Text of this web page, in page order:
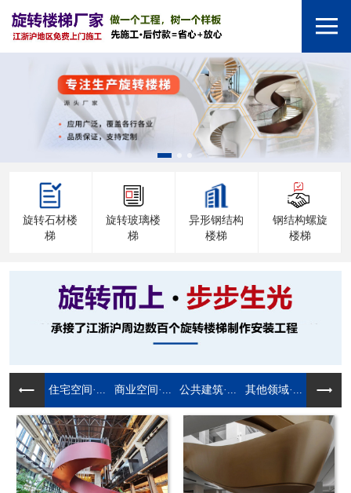
旋转石材楼
梯
旋转玻璃楼
梯
异形钢结构
楼梯
钢结构螺旋
楼梯
住宅空间·... 商业空间·... 公共建筑·... 其他领域·...